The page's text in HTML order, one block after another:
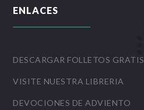
ENLACES
DESCARGAR FOLLETOS GRATIS
VISITE NUESTRA LIBRERIA
DEVOCIONES DE ADVIENTO